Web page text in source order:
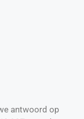
antwoord op